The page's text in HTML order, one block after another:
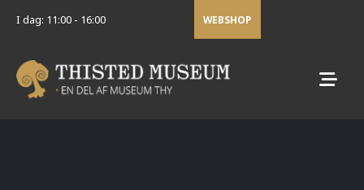
I dag: 11:00 - 16:00 WEBSHOP